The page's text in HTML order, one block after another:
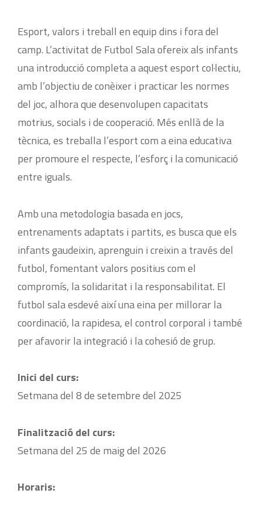
Esport, valors i treball en equip dins i fora del
camp. L’activitat de Futbol Sala ofereix als infants
una introducció completa a aquest esport col·lectiu,
amb l’objectiu de conèixer i practicar les normes
del joc, alhora que desenvolupen capacitats
motrius, socials i de cooperació. Més enllà de la
tècnica, es treballa l’esport com a eina educativa
per promoure el respecte, l’esforç i la comunicació
entre iguals.
Amb una metodologia basada en jocs,
entrenaments adaptats i partits, es busca que els
infants gaudeixin, aprenguin i creixin a través del
futbol, fomentant valors positius com el
compromís, la solidaritat i la responsabilitat. El
futbol sala esdevé així una eina per millorar la
coordinació, la rapidesa, el control corporal i també
per afavorir la integració i la cohesió de grup.
Inici del curs:
Setmana del 8 de setembre del 2025
Finalització del curs:
Setmana del 25 de maig del 2026
Horaris: